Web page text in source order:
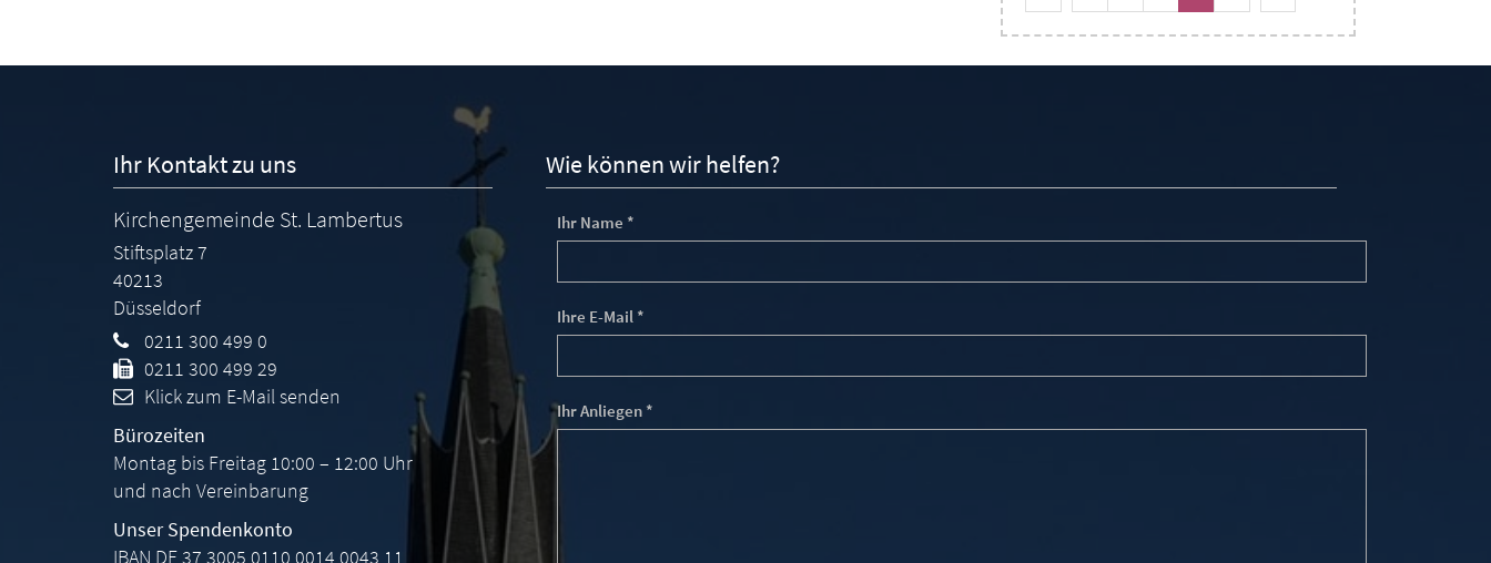
Wie können wir helfen?
Ihr Name *
Ihre E-Mail *
Ihr Anliegen *
Ihr Kontakt zu uns
Kirchengemeinde St. Lambertus
Stiftsplatz 7
40213
Düsseldorf
0211 300 499 0
0211 300 499 29
Klick zum E-Mail senden
Bürozeiten
Montag bis Freitag 10:00 – 12:00 Uhr
und nach Vereinbarung
Unser Spendenkonto
IBAN DE 37 3005 0110 0014 0043 11